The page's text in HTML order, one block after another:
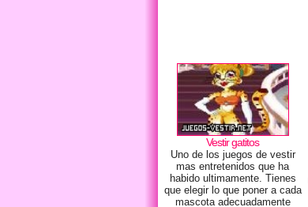
Vestir gatitos
Uno de los juegos de vestir
mas entretenidos que ha
habido ultimamente. Tienes
que elegir lo que poner a cada
mascota adecuadamente